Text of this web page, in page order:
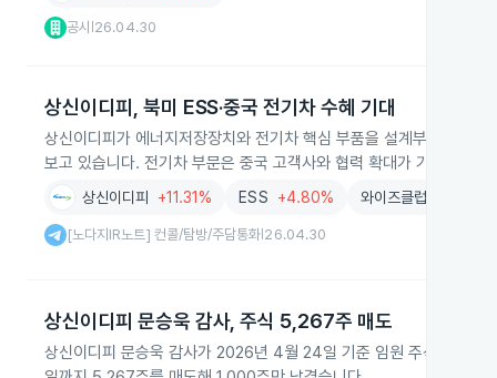
공시 26.04.30
상신이디피, 북미 ESS·중국 전기차 수혜 기대
상신이디피가 에너지저장장치와 전기차 핵심 부품을 설계부터 운영
보고 있습니다. 전기차 부문은 중국 고객사와 협력 확대가 기대됩니다.
상신이디피 +11.31% ESS +4.80% 와이즈클럽&노다지IR
[노다지IR노트] 컨콜/탐방/주담통화 26.04.30
상신이디피 문승욱 감사, 주식 5,267주 매도
상신이디피 문승욱 감사가 2026년 4월 24일 기준 임원 주식 보유